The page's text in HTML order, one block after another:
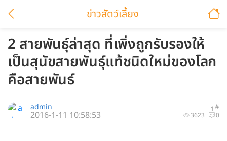
ข่าวสัตว์เลี้ยง
2 สายพันธุ์ล่าสุด ที่เพิ่งถูกรับรองให้
เป็นสุนัขสายพันธุ์แท้ชนิดใหม่ของโลก
คือสายพันธ์
1#
admin
3623 0
2016-1-11 10:58:53